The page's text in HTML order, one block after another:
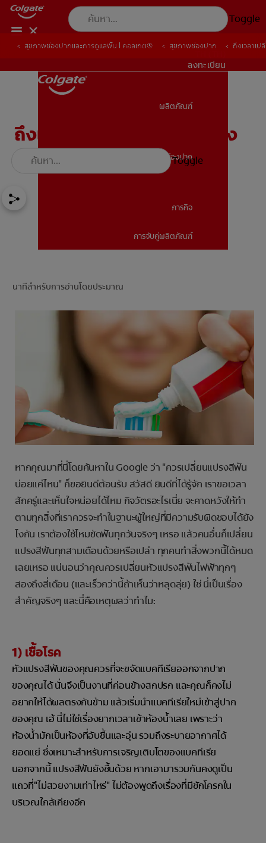
Toggle
TH (TH)
ลงทะเบียน
ลงทะเบียน
ผลิตภัณฑ์
สุขภาพช่องปาก
ภารกิจ
การจับคู่ผลิตภัณฑ์
Toggle
สุขภาพช่องปากและการดูแลฟัน | คอลเกต® สุขภาพช่องปาก ถึงเวลาเ
ถึงเวลาเปลี่ยนแปรงสีฟันของ
คุณแล้ว!
นาทีสำหรับการอ่านโดยประมาณ
หากคุณมาที่นี่โดยค้นหาใน Google ว่า "ควรเปลี่ยนแปรงสีฟัน
บ่อยแค่ไหน" ก็ขอยินดีต้อนรับ สวัสดี ยินดีที่ได้รู้จัก เราขอเวลา
สักครู่และเห็นใจหน่อยได้ไหม กิจวัตรอะไรเนี่ย จะคาดหวังให้ทำ
ตามทุกสิ่งที่เราควรจะทำในฐานะผู้ใหญ่ที่มีความรับผิดชอบได้ยัง
ไงกัน เราต้องใช้ไหมขัดฟันทุกวันจริงๆ เหรอ แล้วคนอื่นก็เปลี่ยน
แปรงสีฟันทุกสามเดือนด้วยหรือเปล่า ทุกคนทำสิ่งพวกนี้ได้หมด
เลยเหรอ แน่นอนว่าคุณควรเปลี่ยนหัวแปรงสีฟันไฟฟ้าทุกๆ
สองถึงสี่เดือน (และเร็วกว่านี้ถ้าเห็นว่าหลุดลุ่ย) ใช่ นี่เป็นเรื่อง
สำคัญจริงๆ และนี่คือเหตุผลว่าทำไม:
1) เชื้อโรค
หัวแปรงสีฟันของคุณควรที่จะขจัดแบคทีเรียออกจากปาก
ของคุณได้ นั่นจึงเป็นงานที่ค่อนข้างสกปรก และคุณก็คงไม่
อยากให้ได้ผลตรงกันข้าม แล้วเริ่มนำแบคทีเรียใหม่เข้าสู่ปาก
ของคุณ เฮ้ นี่ไม่ใช่เรื่องยากเวลาเข้าห้องน้ำเลย เพราะว่า
ห้องน้ำมักเป็นห้องที่อับชื้นและอุ่น รวมถึงระบายอากาศได้
ยอดแย่ ซึ่งเหมาะสำหรับการเจริญเติบโตของแบคทีเรีย
นอกจากนี้ แปรงสีฟันยังชื้นด้วย หากเอามารวมกันคงดูเป็น
แถวที่"ไม่สวยงามเท่าไหร่" ไม่ต้องพูดถึงเรื่องที่มีชักโครกใน
บริเวณใกล้เคียงอีก